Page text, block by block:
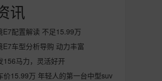
讯
E7配置解读 不足15.99万
E7车型分析导购 动力丰富
156马力，灵活好开
价15.99万 年轻人的第一台中型suv